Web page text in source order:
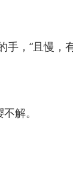
，“且慢，
解。